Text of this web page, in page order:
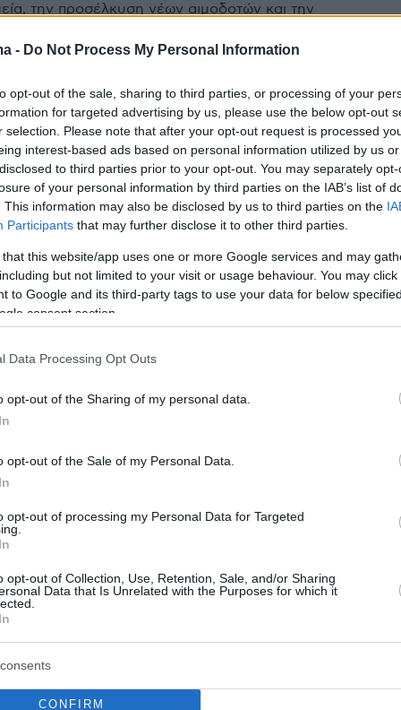
- Do Not Process My Personal Information
opt-out of the sale, sharing to third parties, or processing of your
for targeted advertising by us, please use the below opt-out
selection. Please note that after your opt-out request is processed
interest-based ads based on personal information utilized by us
to third parties prior to your opt-out. You may separately
of your personal information by third parties on the IAB’s list of
This information may also be disclosed by us to third parties on the
Participants that may further disclose it to other third parties.
that this website/app uses one or more Google services and may
but not limited to your visit or usage behaviour. You may
to Google and its third-party tags to use your data for below
consent section.
Data Processing Opt Outs
opt-out of the Sharing of my personal data.
opt-out of the Sale of my Personal Data.
opt-out of processing my Personal Data for Targeted
opt-out of Collection, Use, Retention, Sale, and/or Sharing
Data that Is Unrelated with the Purposes for which it
CONFIRM
την προσέλκυση νέων αιμοδοτών και την
ο «άντρας με το χρυσό χέρι»:
εκατομμύρια ζωές,
αίμα
έχει καταφέρει σήμερα να χαρίσει ζωή σε
από 2 εκατομμύρια βρέφη, χάρη σε ένα σπάνιο
αίμα του - Είναι ο άνθρωπος που έδωσε αίμα
φορές από οποιονδήποτε άλλον στον πλανήτη
Τι έχει αλλάξει στο
και στη διαχείριση του
στα νοσοκομεία
σύστημα που ετοιμάζεται από το Υπουργείο
τη φλέβα του αιμοδότη στη φλέβα του λήπτη
1